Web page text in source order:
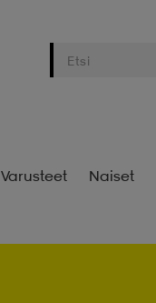
Varusteet Naiset